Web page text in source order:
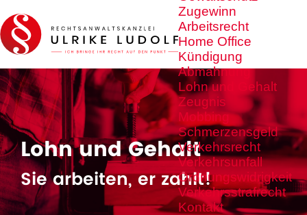
Zugewinn
Arbeitsrecht
Home Office
Kündigung
Abmahnung
Lohn und Gehalt
Zeugnis
Mobbing
Schmerzensgeld
Verkehrsrecht
Verkehrsunfall
Ordnungswidrigkeit
Verkehrsstrafrecht
Kontakt
Lohn und Gehalt
Sie arbeiten, er zahlt!